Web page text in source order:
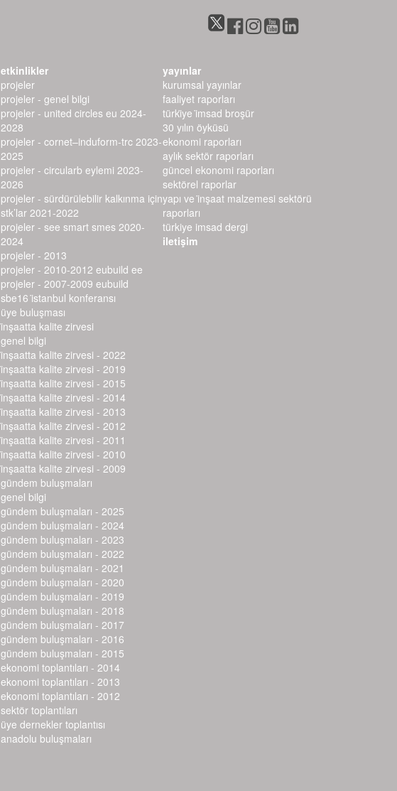
etkinlikler
projeler
projeler - genel bilgi
projeler - united circles eu 2024-
2028
projeler - cornet–induform-trc 2023-
2025
projeler - circularb eylemi 2023-
2026
projeler - sürdürülebilir kalkınma için
stk’lar 2021-2022
projeler - see smart smes 2020-
2024
projeler - 2013
projeler - 2010-2012 eubuild ee
projeler - 2007-2009 eubuild
sbe16 i̇stanbul konferansı
üye buluşması
i̇nşaatta kalite zirvesi
genel bilgi
i̇nşaatta kalite zirvesi - 2022
i̇nşaatta kalite zirvesi - 2019
i̇nşaatta kalite zirvesi - 2015
i̇nşaatta kalite zirvesi - 2014
i̇nşaatta kalite zirvesi - 2013
i̇nşaatta kalite zirvesi - 2012
i̇nşaatta kalite zirvesi - 2011
i̇nşaatta kalite zirvesi - 2010
i̇nşaatta kalite zirvesi - 2009
gündem buluşmaları
genel bilgi
gündem buluşmaları - 2025
gündem buluşmaları - 2024
gündem buluşmaları - 2023
gündem buluşmaları - 2022
gündem buluşmaları - 2021
gündem buluşmaları - 2020
gündem buluşmaları - 2019
gündem buluşmaları - 2018
gündem buluşmaları - 2017
gündem buluşmaları - 2016
gündem buluşmaları - 2015
ekonomi toplantıları - 2014
ekonomi toplantıları - 2013
ekonomi toplantıları - 2012
sektör toplantıları
üye dernekler toplantısı
anadolu buluşmaları
yayınlar
kurumsal yayınlar
faaliyet raporları
türki̇ye i̇msad broşür
30 yılın öyküsü
ekonomi raporları
aylık sektör raporları
güncel ekonomi raporları
sektörel raporlar
yapı ve i̇nşaat malzemesi sektörü r
aporları
türkiye imsad dergi
iletişim